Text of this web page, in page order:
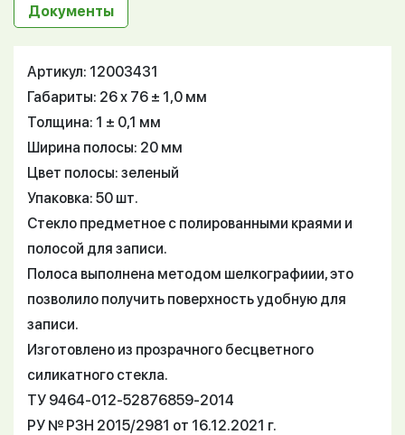
Документы
Артикул: 12003431
Габариты: 26 х 76 ± 1,0 мм
Толщина: 1 ± 0,1 мм
Ширина полосы: 20 мм
Цвет полосы: зеленый
Упаковка: 50 шт.
Стекло предметное с полированными краями и
полосой для записи.
Полоса выполнена методом шелкографиии, это
позволило получить поверхность удобную для
записи.
Изготовлено из прозрачного бесцветного
силикатного стекла.
ТУ 9464-012-52876859-2014
РУ № РЗН 2015/2981 от 16.12.2021 г.